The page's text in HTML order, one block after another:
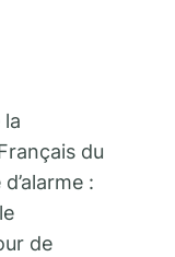
du
:
de